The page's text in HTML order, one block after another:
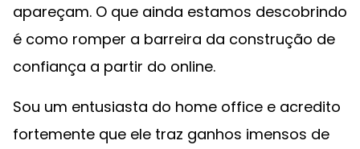
apareçam. O que ainda estamos descobrindo
é como romper a barreira da construção de
confiança a partir do online.
Sou um entusiasta do home office e acredito
fortemente que ele traz ganhos imensos de